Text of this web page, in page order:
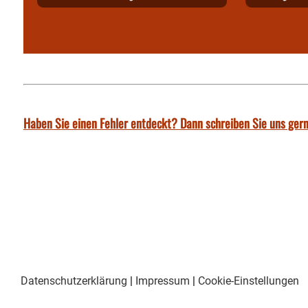
Haben Sie einen Fehler entdeckt? Dann schreiben Sie uns
Datenschutzerklärung | Impressum | Cookie-Einstellungen